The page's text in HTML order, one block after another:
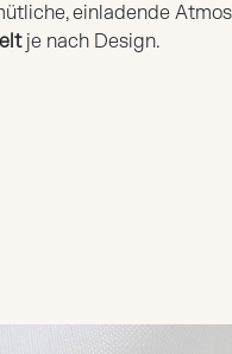
einladende
je nach Design.